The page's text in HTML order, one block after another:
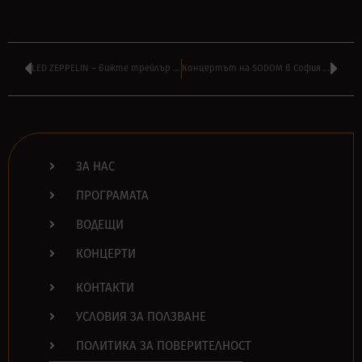
LED ZEPPELIN – вижте трейлър за първия официален документален филм Концертът на SODOM в София се отлага точно с една година
ЗА НАС
ПРОГРАМАТА
ВОДЕЩИ
КОНЦЕРТИ
КОНТАКТИ
УСЛОВИЯ ЗА ПОЛЗВАНЕ
ПОЛИТИКА ЗА ПОВЕРИТЕЛНОСТ